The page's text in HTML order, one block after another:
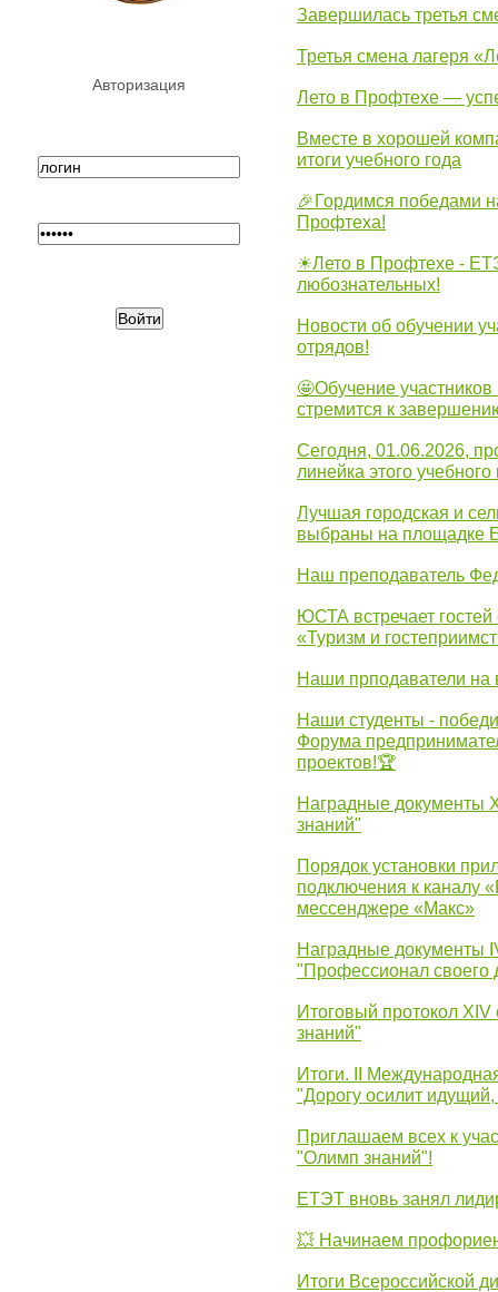
Авторизация
Завершилась третья
Третья смена лагеря
Лето в Профтехе —
Вместе в хорошей
итоги учебного года
🎉Гордимся победами
Профтеха!
☀Лето в Профтехе -
любознательных!
Новости об обучении
отрядов!
🤩Обучение участников
стремится к
Сегодня, 01.06.2026,
линейка этого учебного
Лучшая городская и
выбраны на площадке
Наш преподаватель
ЮСТА встречает гостей
«Туризм и
Наши прподаватели
Наши студенты -
Форума
проектов!🏆
Наградные документы
знаний"
Порядок установки
подключения к каналу
мессенджере «Макс»
Наградные документы
"Профессионал своего
Итоговый протокол
знаний"
Итоги. II
"Дорогу осилит
Приглашаем всех к
"Олимп знаний"!
ЕТЭТ вновь занял
💥 Начинаем
Итоги Всероссийской